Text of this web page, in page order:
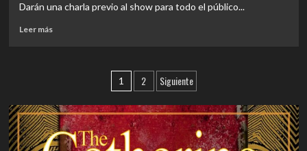
por
grandes
en
Movistar
Arena
Darán una charla previo al show para todo el público...
Leer másLeer
Cross
suma
a
Tryo
Paginación
de
entradas
1 2 Siguiente